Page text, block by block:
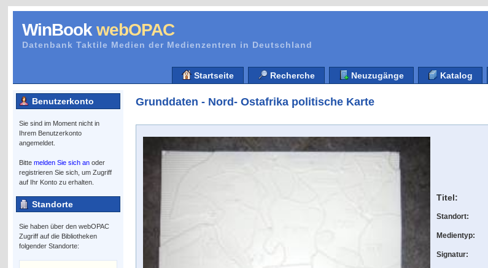
WinBook webOPAC
Datenbank Taktile Medien der Medienzentren in Deutschland
Startseite Recherche Neuzugänge Katalog
Benutzerkonto
Sie sind im Moment nicht in
Ihrem Benutzerkonto
angemeldet.
Bittemelden Sie sich an oder
registrieren Sie sich, um Zugriff
auf Ihr Konto zu erhalten.
Standorte
Sie haben über den webOPAC
Zugriff auf die Bibliotheken
folgender Standorte:
Grunddaten - Nord- Ostafrika politische Karte
Titel:
Standort:
Medientyp:
Signatur: